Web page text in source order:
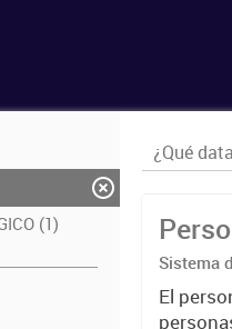
(1)
Sistema
El